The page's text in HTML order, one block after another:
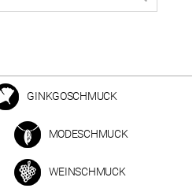
GINKGOSCHMUCK
MODESCHMUCK
WEINSCHMUCK